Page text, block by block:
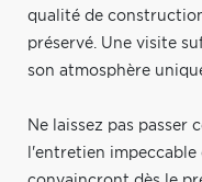
qualité de
préservé. Une visite
son atmosphère
Ne laissez pas
l'entretien